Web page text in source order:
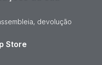
devolução
Store